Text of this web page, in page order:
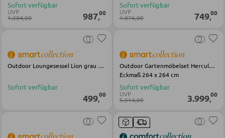
Tisch- und Eckbankgruppen
BADEZIMMER
Waschbecken und Armaturen
Sofort verfügbar
UVP
1.204,00 987,00
Sofort verfügbar
UVP
1.076,00 749,00
Outdoor Loungesessel Lion grau schwarz Metall Olefin
Sofort verfügbar
499,00
Outdoor Gartenmöbelset Hercules grau Olefin Aluminium
Eckmaß 264 x 264 cm
Sofort verfügbar
UVP
5.514,00 3.999,00